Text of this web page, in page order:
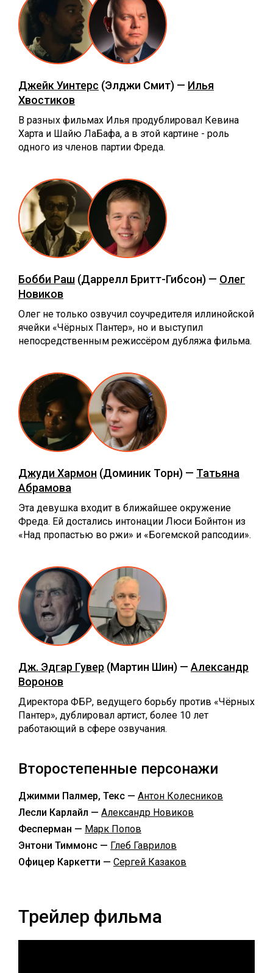
Джейк Уинтерс (Элджи Смит) — Илья
Хвостиков
В разных фильмах Илья продублировал Кевина
Харта и Шайю ЛаБафа, а в этой картине - роль
одного из членов партии Фреда.
Бобби Раш (Даррелл Бритт-Гибсон) — Олег
Новиков
Олег не только озвучил соучредителя иллинойской
ячейки «Чёрных Пантер», но и выступил
непосредственным режиссёром дубляжа фильма.
Джуди Хармон (Доминик Торн) — Татьяна
Абрамова
Эта девушка входит в ближайшее окружение
Фреда. Ей достались интонации Люси Бойнтон из
«Над пропастью во ржи» и «Богемской рапсодии».
Дж. Эдгар Гувер (Мартин Шин) — Александр
Воронов
Директора ФБР, ведущего борьбу против «Чёрных
Пантер», дублировал артист, более 10 лет
работающий в сфере озвучания.
Второстепенные персонажи
Джимми Палмер, Текс — Антон Колесников
Лесли Карлайл — Александр Новиков
Фесперман — Марк Попов
Энтони Тиммонс — Глеб Гаврилов
Офицер Каркетти — Сергей Казаков
Трейлер фильма